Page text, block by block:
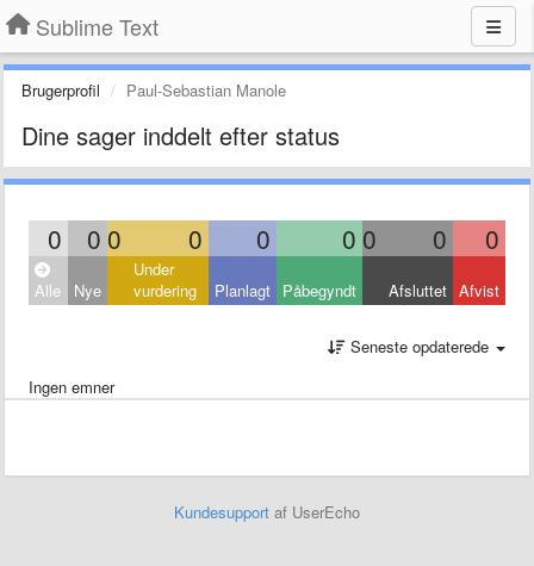
Sublime Text
Brugerprofil Paul-Sebastian Manole
Dine sager inddelt efter status
0 0 0 0 0 0 0 0 0
Alle Nye
Under
vurdering
Planlagt Påbegyndt Afsluttet Afvist
Seneste opdaterede
Ingen emner
Kundesupport af UserEcho